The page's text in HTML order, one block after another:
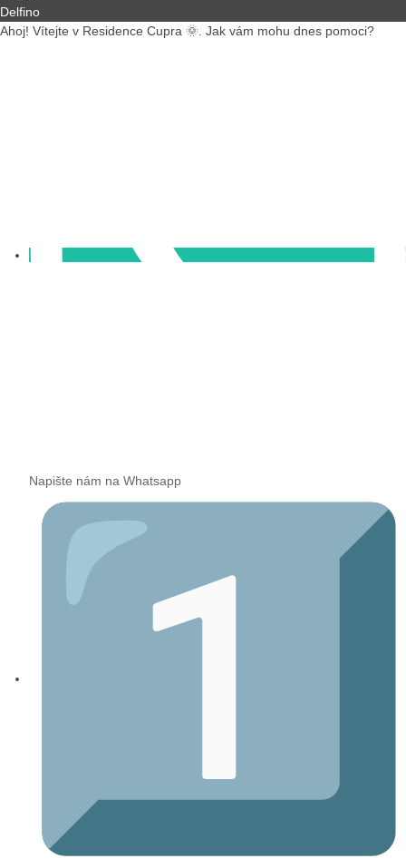
Delfino
Ahoj! Vítejte v Residence Cupra 🌞. Jak vám mohu dnes pomoci?
Napište nám na Whatsapp